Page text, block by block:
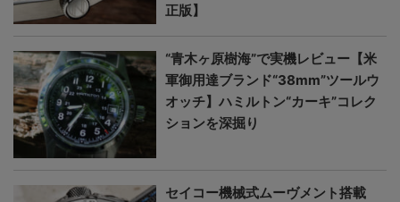
正版】
“青木ヶ原樹海”で実機レビュー【米
軍御用達ブランド“38mm”ツールウ
オッチ】ハミルトン“カーキ”コレク
ションを深掘り
セイコー機械式ムーヴメント搭載